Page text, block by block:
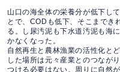
山口の海全体の栄養分が低下し
とで、CODも低下、そこまでき
る。し尿汚泥も下水道汚泥も海
かなくなった。
自然再生と農林漁業の活性化と
した場所は元々産業とのつなが
つける必要はない。周りに自然